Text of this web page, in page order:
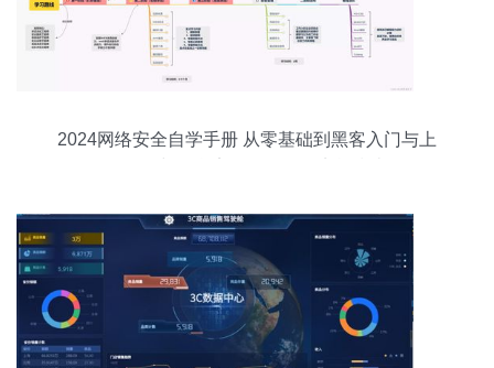
2024网络安全自学手册 从零基础到黑客入门与上